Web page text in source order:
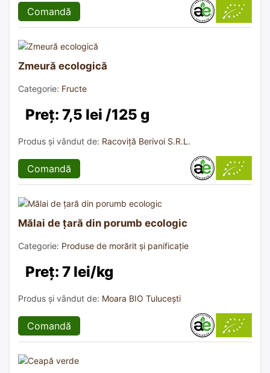
Comandă
Zmeură ecologică
Categorie: Fructe
Preț: 7,5 lei /125 g
Produs și vândut de: Racoviță Berivoi S.R.L.
Comandă
Mălai de țară din porumb ecologic
Categorie: Produse de morărit și panificație
Preț: 7 lei/kg
Produs și vândut de: Moara BIO Tulucești
Comandă